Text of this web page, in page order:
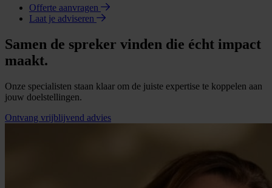
Offerte aanvragen
Laat je adviseren
Samen de spreker vinden die écht impact
maakt.
Onze specialisten staan klaar om de juiste expertise te koppelen aan
jouw doelstellingen.
Ontvang vrijblijvend advies